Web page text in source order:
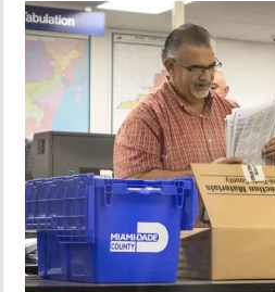
DEPORTES
MUNDO
INSÓLITAS
MULTIMEDIA
IMPRESO